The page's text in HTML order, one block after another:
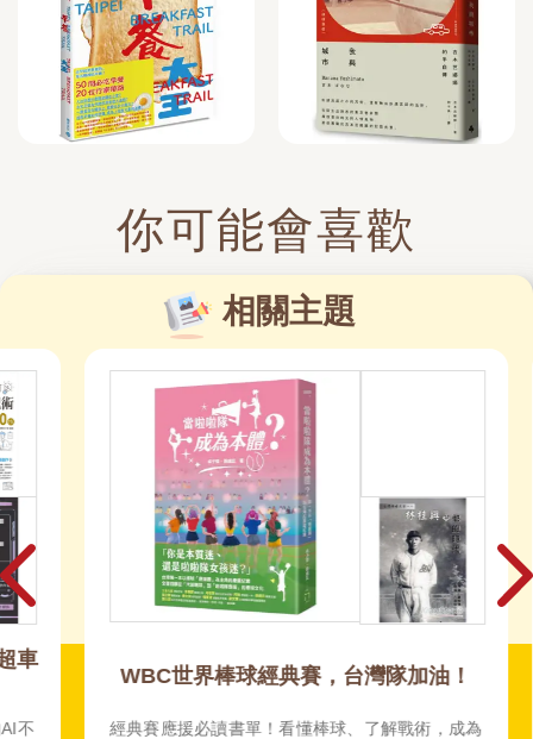
你可能會喜歡
相關主題
WBC世界棒球經典賽，台灣隊加油！
經典賽應援必讀書單！看懂棒球、了解戰術，成為